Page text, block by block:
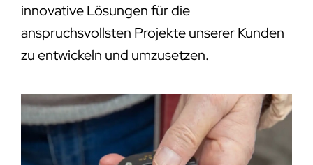
innovative Lösungen für die
anspruchsvollsten Projekte unserer Kunden
zu entwickeln und umzusetzen.